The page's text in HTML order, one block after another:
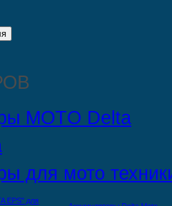
MOTO Delta
для мото
EPS" для